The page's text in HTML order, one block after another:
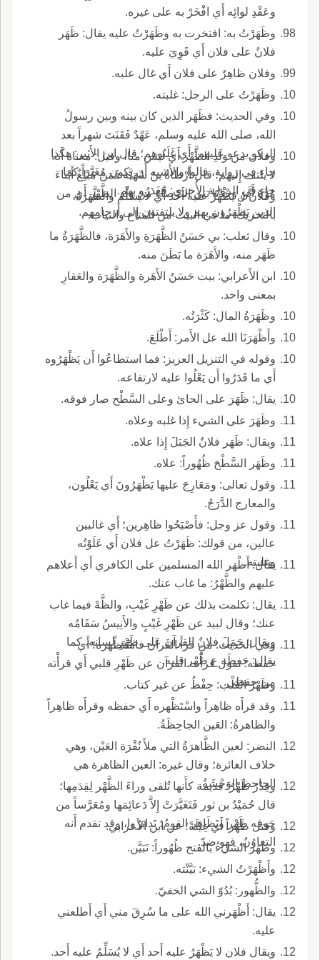
وعَقْدِ لوائِه أَي افْخَرْ به على غيره.
وظَهَرْتُ به: افتخرت به وظَهَرْتُ عليه يقال: ظَهَر
فلانٌ على فلان أَي قَوِيَ عليه.
وفلان ظاهِرٌ على فلان أَي غال عليه.
وظَهَرْتُ على الرجل: غلبته.
وفي الحديث: فظَهَر الذين كان بينه وبين رسولُ
الله، صلى الله عليه وسلم، عَهْدٌ فَقَنَتَ شهراً بعد
الركو يدعو عليهم؛ أَي غَلَبُوهم؛ قال ابن الأَثير: هكذا
جاء في رواية، قالوا والأَشبه أَن يكون مُغَيَّراً كما
جاء في الرواية الأُخرى: فَغَدَرُو بهم.
وفلان من وَلَدِ الظَّهْر أَي ليس منا، وقيل: معناه أَنه
لا يلتف إِليهم؛ قال أَرْطاةُ بنُ سُهَيَّة فَمَنْ مُبْلِغٌ أَبْناءَ
مُرَّةَ أَنَّن وَجْدْنَا بَني البَرْصاءِ من وَلَدِ الظَّهْرِ أَي من
الذين يَظْهَرُون بهم ولا يلتفتون إِلى أَرحامهم.
وفلان ل يَظْهَرُ عليه أَحد أَي لا يُسَلِّم والظَّهَرَةُ،
بالتحريك: ما في البيت من المتاع والثياب.
وقال ثعلب: بي حَسَنُ الظَّهَرَةِ والأَهَرَة، فالظَّهَرَةُ ما
ظَهَر منه، والأَهَرَة ما بَطَنَ منه.
ابن الأَعرابي: بيت حَسَنُ الأَهَرة والظَّهَرَة والعَقارِ
بمعنى واحد.
وظَهَرَةُ المال: كَثْرَتُه.
وأَظْهَرَنَا الله عل الأَمر: أَطْلَعَ.
وقوله في التنزيل العزيز: فما استطاعُوا أَن يَظْهَرُوه
أَي ما قَدَرُوا أَن يَعْلُوا عليه لارتفاعه.
يقال: ظَهَرَ على الحائ وعلى السَّطْح صار فوقه.
وظَهَرَ على الشيء إِذا غلبه وعلاه.
ويقال: ظَهَر فلانٌ الجَبَلَ إِذا علاه.
وظَهَر السَّطْحَ ظُهُوراً: علاه.
وقول تعالى: ومَعَارِجَ عليها يَظْهَرُونَ أَي يَعْلُون،
والمعارج الدَّرَجُ.
وقول عز وجل: فأَصْبَحُوا ظاهِرين؛ أَي غالبين
عالين، من قولك: ظَهَرْتُ عل فلان أَي عَلَوْتُه
وغلبته.
يقال: أَظْهَر الله المسلمين على الكافري أَي أَعلاهم
عليهم والظَّهْرُ: ما غاب عنك.
يقال: تكلمت بذلك عن ظَهْرِ غَيْبِ، والظَّهْ فيما غاب
عنك؛ وقال لبيد عن ظَهْرِ غَيْبٍ والأَنِيسُ سَقَامُه
ويقال: حَمَلَ فلانٌ القرآنَ على ظَهْرِ لسانه، كما
يقال: حَفِظَه ع ظَهْر قلبه.
وفي الحديث: من قرأَ القرآن فاسْتَظْهره؛ أَي
حفظه؛ تقول قرأْت القرآن عن ظَهْرِ قلبي أَي قرأْته
من حفظي.
وظَهْرُ القَلْب: حِفْظُ عن غير كتاب.
وقد قرأَه ظاهِراً واسْتَظْهره أَي حفظه وقرأَه ظاهِراً
والظاهرةُ: العَين الجاحِظَةُ.
النضر: لعين الظَّاهرَةُ التي ملأَ نُقْرَة العَيْن، وهي
خلاف الغائرة؛ وقال غيره: العين الظاهرة هي
الجاحظ الوَحْشَةُ.
وقِدْرٌ ظَهْرٌ: قديمة كأَنها تُلقى وراءَ الظَّهْر لِقِدَمِها؛
قال حُمَيْدُ بن ثور فَتَغَيَّرَتْ إِلاَّ دَعائِمَها ومُعَرَّساً من
جَوفه ظَهْر وتَظَاهر القومُ؛ تَدابَرُوا، وقد تقدم أَنه
التعاوُنُ، فهو ضدّ.
وقتل ظَهْراً أَي غِيْلَةً؛ عن ابن الأَعرابي.
وظَهَر الشيءُ بالفتح ظُهُوراً: تَبَيَّن.
وأَظْهَرْتُ الشيء: بَيَّنْته.
والظُّهور: بُدُوّ الشي الخفيّ.
يقال: أَظْهَرني الله على ما سُرِقَ مني أَي أَطلعني
عليه.
ويقال فلان لا يَظْهَرُ عليه أَحد أَي لا يُسَلِّمُ عليه أَحد.